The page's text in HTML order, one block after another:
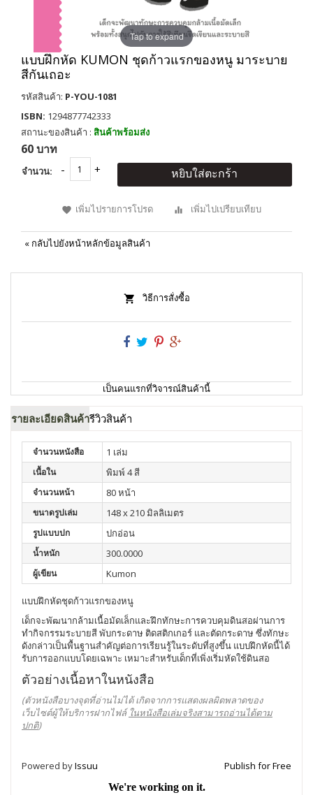
Tap to expand
แบบฝึกหัด KUMON ชุดก้าวแรกของหนู มาระบาย
สีกันเถอะ
รหัสสินค้า: P-YOU-1081
ISBN: 1294877742333
สถานะของสินค้า : สินค้าพร้อมส่ง
60 บาท
จำนวน: หยิบใส่ตะกร้า
เพิ่มไปรายการโปรด เพิ่มไปเปรียบเทียบ
« กลับไปยังหน้าหลักข้อมูลสินค้า
วิธีการสั่งซื้อ
เป็นคนแรกที่วิจารณ์สินค้านี้
รายละเอียดสินค้ารีวิวสินค้า
จำนวนหนังสือ 1 เล่ม
เนื้อใน พิมพ์ 4 สี
จำนวนหน้า 80 หน้า
ขนาดรูปเล่ม 148 x 210 มิลลิเมตร
รูปแบบปก ปกอ่อน
น้ำหนัก 300.0000
ผู้เขียน Kumon
แบบฝึกหัดชุดก้าวแรกของหนู
เด็กจะพัฒนากล้ามเนื้อมัดเล็กและฝึกทักษะการควบคุมดินสอผ่านการ
ทำกิจกรรมระบายสี พับกระดาษ ติดสติกเกอร์ และตัดกระดาษ ซึ่งทักษะ
ดังกล่าวเป็นพื้นฐานสำคัญต่อการเรียนรู้ในระดับที่สูงขึ้น แบบฝึกหัดนี้ได้
รับการออกแบบโดยเฉพาะ เหมาะสำหรับเด็กที่เพิ่งเริ่มหัดใช้ดินสอ
ตัวอย่างเนื้อหาในหนังสือ
(ตัวหนังสือบางจุดที่อ่านไม่ได้ เกิดจากการแสดงผลผิดพลาดของ
เว็บไซต์ผู้ให้บริการฝากไฟล์ ในหนังสือเล่มจริงสามารถอ่านได้ตาม
ปกติ)
Powered byIssuu Publish for Free